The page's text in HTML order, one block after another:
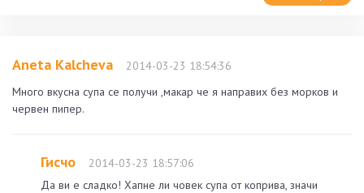
Aneta Kalcheva
2014-03-23 18:54:36
Много вкусна супа се получи ,макар че я направих без морков и
червен пипер.
Гисчо
2014-03-23 18:57:06
Да ви е сладко! Хапне ли човек супа от коприва, значи